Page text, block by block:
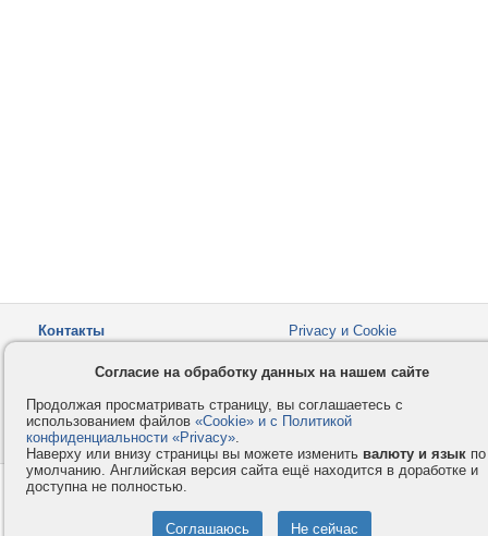
Контакты
Privacy и Cookie
Как оплатить
Форумы
© 2008-2026VMESTE.EU
Согласие на обработку данных на нашем сайте
Продолжая просматривать страницу, вы соглашаетесь с
использованием файлов «Cookie» и с Политикой
конфиденциальности «Privacy».
Наверху или внизу страницы вы можете изменить валюту и язык по
умолчанию. Английская версия сайта ещё находится в доработке и
доступна не полностью.